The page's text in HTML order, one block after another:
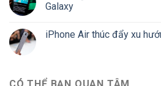
Galaxy
iPhone Air thúc đẩy xu